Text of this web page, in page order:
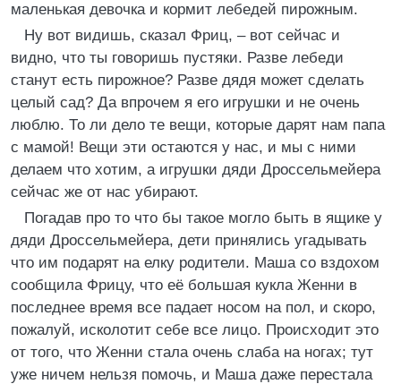
маленькая девочка и кормит лебедей пирожным.
Ну вот видишь, сказал Фриц, – вот сейчас и
видно, что ты говоришь пустяки. Разве лебеди
станут есть пирожное? Разве дядя может сделать
целый сад? Да впрочем я его игрушки и не очень
люблю. То ли дело те вещи, которые дарят нам папа
с мамой! Вещи эти остаются у нас, и мы с ними
делаем что хотим, а игрушки дяди Дроссельмейера
сейчас же от нас убирают.
Погадав про то что бы такое могло быть в ящике у
дяди Дроссельмейера, дети принялись угадывать
что им подарят на елку родители. Маша со вздохом
сообщила Фрицу, что её большая кукла Женни в
последнее время все падает носом на пол, и скоро,
пожалуй, исколотит себе все лицо. Происходит это
от того, что Женни стала очень слаба на ногах; тут
уже ничем нельзя помочь, и Маша даже перестала